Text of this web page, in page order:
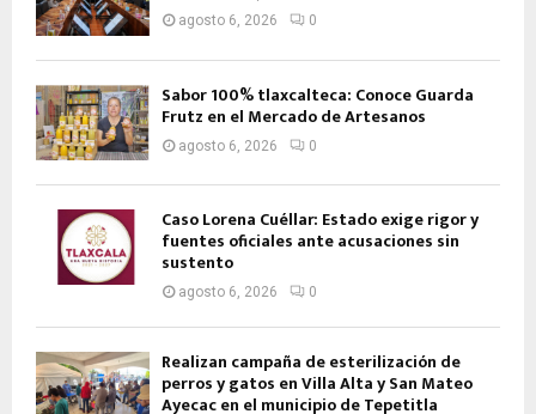
agosto 6, 2026 0
Sabor 100% tlaxcalteca: Conoce Guarda
Frutz en el Mercado de Artesanos
agosto 6, 2026 0
Caso Lorena Cuéllar: Estado exige rigor y
fuentes oficiales ante acusaciones sin
sustento
agosto 6, 2026 0
Realizan campaña de esterilización de
perros y gatos en Villa Alta y San Mateo
Ayecac en el municipio de Tepetitla